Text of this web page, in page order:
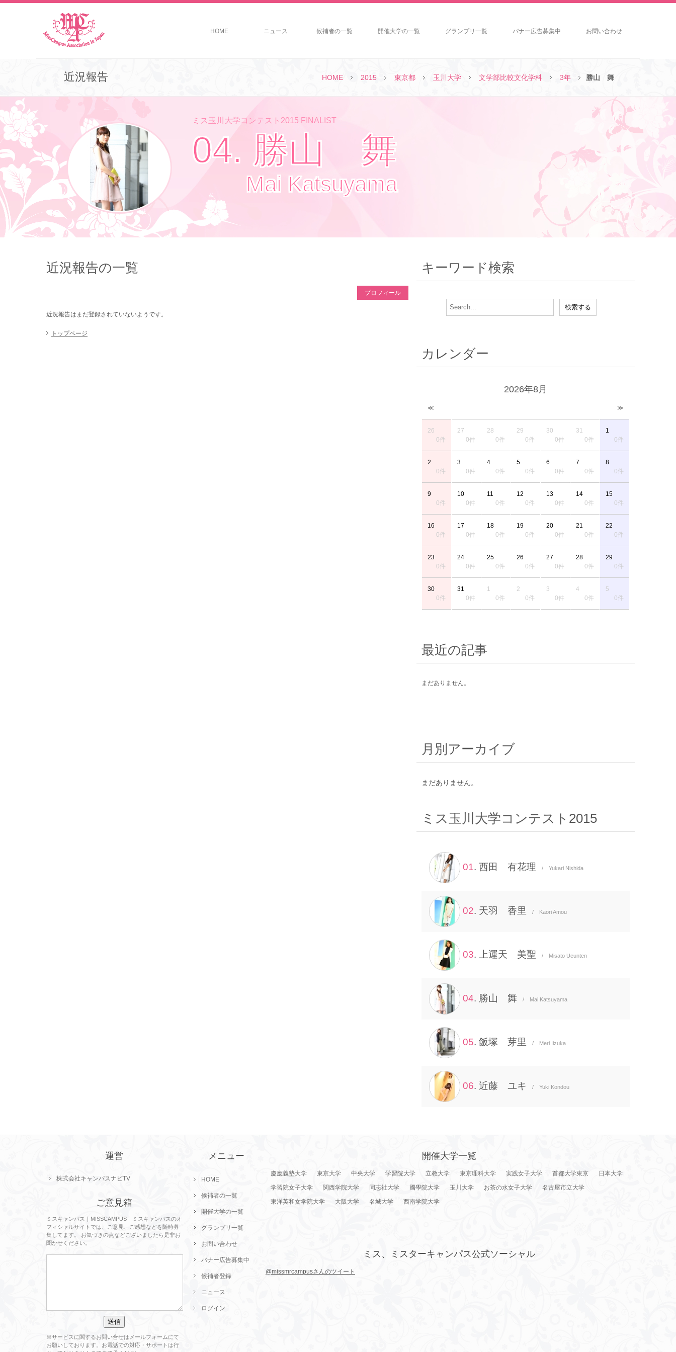
HOME ニュース 候補者の一覧 開催大学の一覧 グランプリ一覧 バナー広告募集中 お問い合わせ
HOME 2015 東京都 玉川大学 文学部比較文化学科 3年 勝山 舞
近況報告
ミス玉川大学コンテスト2015 FINALIST
04. 勝山 舞
Mai Katsuyama
近況報告の一覧
プロフィール
近況報告はまだ登録されていないようです。
トップページ
キーワード検索
カレンダー
2026年8月
≪ ≫
26
0件
27
0件
28
0件
29
0件
30
0件
31
0件
1
0件
2
0件
3
0件
4
0件
5
0件
6
0件
7
0件
8
0件
9
0件
10
0件
11
0件
12
0件
13
0件
14
0件
15
0件
16
0件
17
0件
18
0件
19
0件
20
0件
21
0件
22
0件
23
0件
24
0件
25
0件
26
0件
27
0件
28
0件
29
0件
30
0件
31
0件
1
0件
2
0件
3
0件
4
0件
5
0件
最近の記事
まだありません。
月別アーカイブ
まだありません。
ミス玉川大学コンテスト2015
01. 西田 有花理 / Yukari Nishida
02. 天羽 香里 / Kaori Amou
03. 上運天 美聖 / Misato Ueunten
04. 勝山 舞 / Mai Katsuyama
05. 飯塚 芽里 / Meri Iizuka
06. 近藤 ユキ / Yuki Kondou
運営
株式会社キャンパスナビTV
ご意見箱
ミスキャンパス｜MISSCAMPUS ミスキャンパスのオ
フィシャルサイトでは、ご意見、ご感想などを随時募
集してます。 お気づきの点などございましたら是非お
聞かせください。
※サービスに関するお問い合せはメールフォームにて
お願いしております。お電話での対応・サポートは行
メニュー
HOME
候補者の一覧
開催大学の一覧
グランプリ一覧
お問い合わせ
バナー広告募集中
候補者登録
ニュース
ログイン
開催大学一覧
慶應義塾大学 東京大学 中央大学 学習院大学 立教大学 東京理科大学 実践女子大学 首都大学東京
日本大学
学習院女子大学
関西学院大学 同志社大学 國學院大学 玉川大学 お茶の水女子大学
名古屋市立大学
東洋英和女学院大学
大阪大学 名城大学 西南学院大学
ミス、ミスターキャンパス公式ソーシャル
@missmrcampusさんのツイート